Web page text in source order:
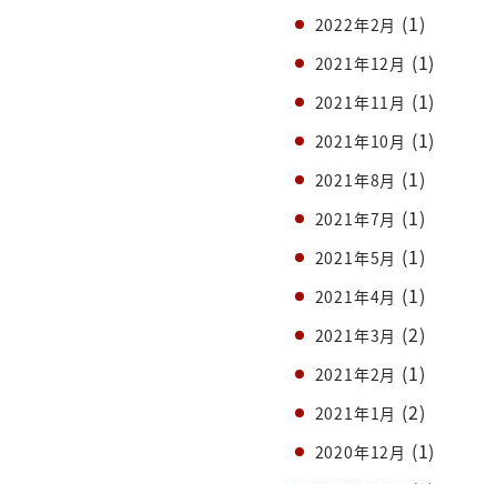
2022年2月 (1)
2021年12月 (1)
2021年11月 (1)
2021年10月 (1)
2021年8月 (1)
2021年7月 (1)
2021年5月 (1)
2021年4月 (1)
2021年3月 (2)
2021年2月 (1)
2021年1月 (2)
2020年12月 (1)